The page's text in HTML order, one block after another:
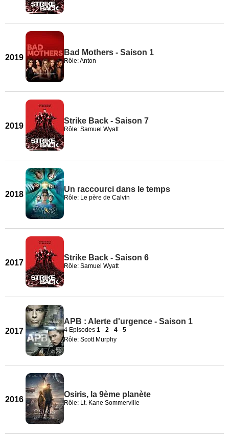
2019
Bad Mothers - Saison 1
Rôle: Anton
2019
Strike Back - Saison 7
Rôle: Samuel Wyatt
2018
Un raccourci dans le temps
Rôle: Le père de Calvin
2017
Strike Back - Saison 6
Rôle: Samuel Wyatt
2017
APB : Alerte d'urgence - Saison 1
4 Episodes 1 - 2 - 4 - 5
Rôle: Scott Murphy
2016
Osiris, la 9ème planète
Rôle: Lt. Kane Sommerville